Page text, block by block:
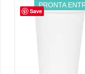
Save
PRONTA